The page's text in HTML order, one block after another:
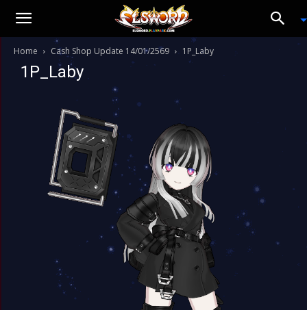
Home Cash Shop Update 14/01/2569 1P_Laby
1P_Laby